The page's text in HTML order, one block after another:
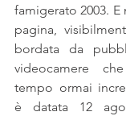
famigerato 2003.
pagina,
bordata da
videocamere
tempo ormai
è datata 12